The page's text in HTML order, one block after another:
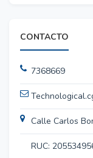
CONTACTO
7368669
Calle Carlos
RUC: